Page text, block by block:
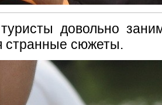
довольно
странные сюжеты.